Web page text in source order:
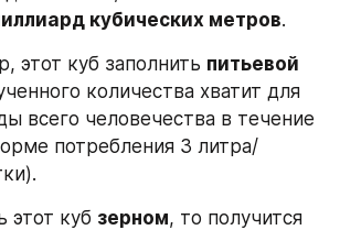
кубических метров.
этот куб заполнить питьевой
количества хватит для
всего человечества в течение
потребления 3 литра/
этот куб зерном, то получится